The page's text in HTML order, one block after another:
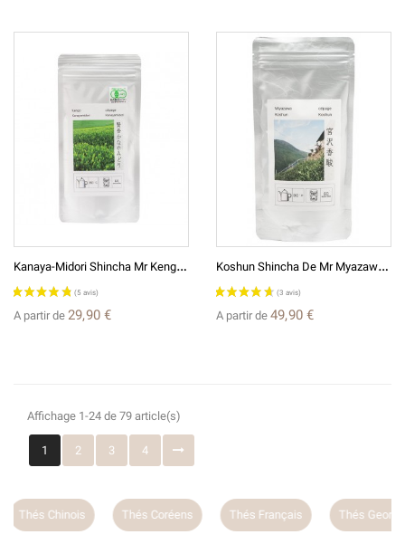
(7 avis)
K
Anaya-Midori Shincha Mr Kengo Thé Vert Japonais
A partir de 29,90 €
K
Oshun Shincha De Mr Myazawa Thé Vert Japonais
A partir de 49,90 €
Affichage 1-24 de 79 article(s)
1 2 3 4
Thés Coréens Thés Français Thés Georgiens Thés